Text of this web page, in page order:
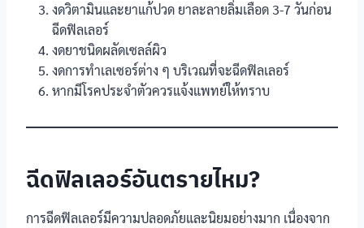
งดวิตามินและยาแก้ปวด ยาละลายลิ่มเลือด 3-7 วันก่อน
ฉีดฟิลเลอร์
งดยาชนิดผลัดเซลล์ผิว
งดการทำเลเซอร์ต่าง ๆ บริเวณที่จะฉีดฟิลเลอร์
หากมีโรคประจำตัวควรแจ้งแพทย์ให้ทราบ
ฉีดฟิลเลอร์อันตรายไหม?
การฉีดฟิลเลอร์มีความปลอดภัยและนิยมอย่างมาก เนื่องจาก